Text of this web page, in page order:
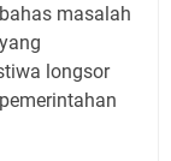
masalah
longsor